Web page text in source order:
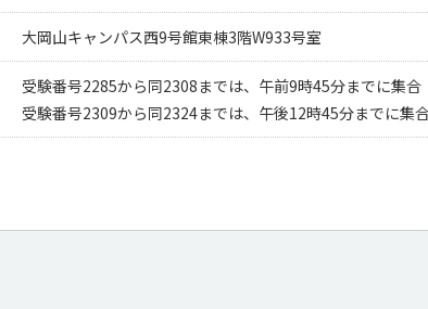
大岡山キャンパス西9号館東棟3階W933号室
受験番号2285から同2308までは、午前9時45分までに集合
受験番号2309から同2324までは、午後12時45分までに集